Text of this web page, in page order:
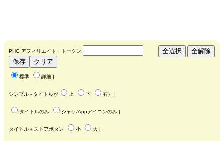
PHG アフィリエイト・トークン:
標準 詳細
シンプル - タイトルが 上 下 右） |
タイトルのみ ジャケ/Appアイコンのみ
タイトル＋ストアボタン 小 大